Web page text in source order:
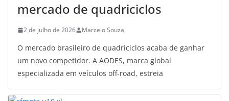
mercado de quadriciclos
2 de julho de 2026 Marcelo Souza
O mercado brasileiro de quadriciclos acaba de ganhar
um novo competidor. A AODES, marca global
especializada em veículos off-road, estreia